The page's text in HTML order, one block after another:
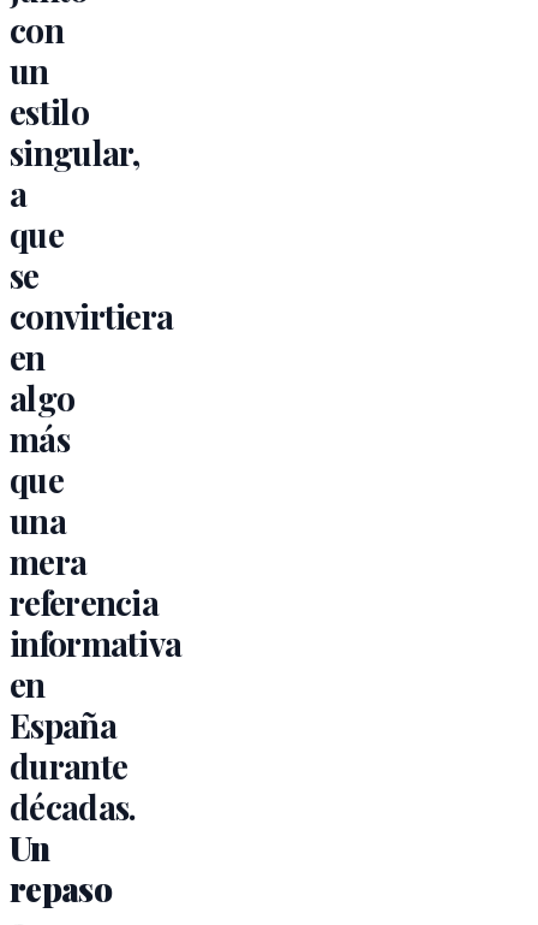
con
un
estilo
singular,
a
que
se
convirtiera
en
algo
más
que
una
mera
referencia
informativa
en
España
durante
décadas.
Un
repaso